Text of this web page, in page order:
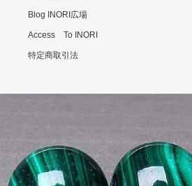
EMBED
Feb 25, 2020 • 6:00
Blog INORI広場
Access To INORI
特定商取引法